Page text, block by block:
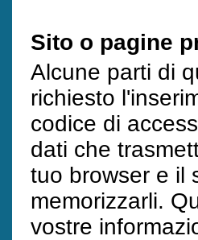
Sito o pagine
Alcune parti di
richiesto
codice di
dati che
tuo browser e il
memorizzarli.
vostre